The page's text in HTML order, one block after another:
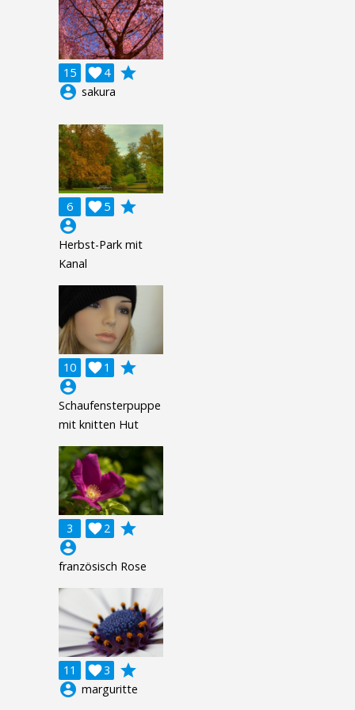
15 4

grade
account_circle sakura
6 5

grade
account_circle
Herbst-Park mit
Kanal
10 1

grade
account_circle
Schaufensterpuppe
mit knitten Hut
3 2

grade
account_circle
französisch Rose
11 3

grade
account_circle marguritte